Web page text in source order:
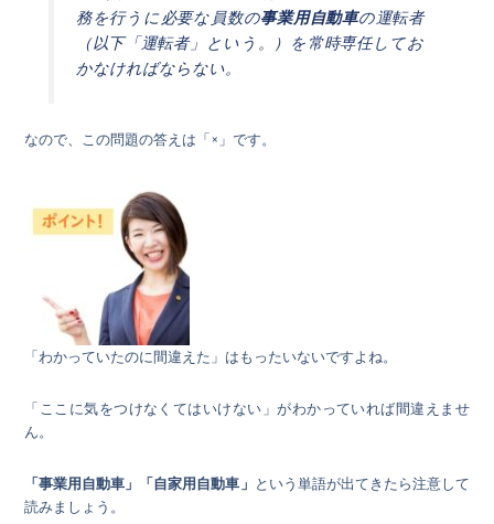
務を行うに必要な員数の事業用自動車の運転者
（以下「運転者」という。）を常時専任してお
かなければならない。
なので、この問題の答えは「×」です。
「わかっていたのに間違えた」はもったいないですよね。
「ここに気をつけなくてはいけない」がわかっていれば間違えませ
ん。
「事業用自動車」「自家用自動車」 という単語が出てきたら注意して
読みましょう。